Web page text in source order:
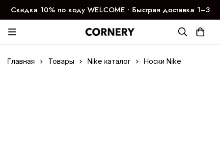
Скидка 10% по коду WELCOME ∙ Быстрая доставка 1–3
дня
Главная Товары Nike каталог Носки Nike